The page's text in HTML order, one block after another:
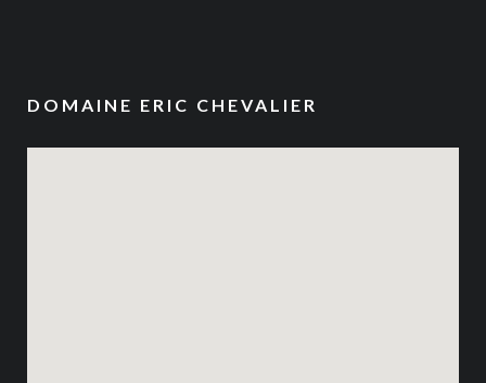
DOMAINE ERIC CHEVALIER